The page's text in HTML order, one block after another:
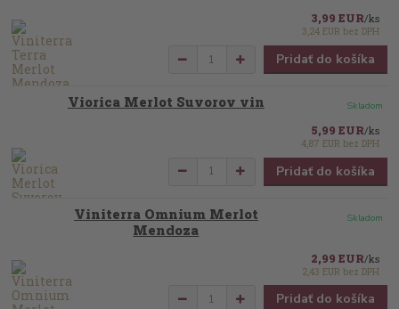
3,99 EUR/ks
3,24 EURbez DPH
Pridať do košíka
Viorica Merlot Suvorov vin
5,99 EUR/ks
4,87 EURbez DPH
Skladom
Pridať do košíka
Viniterra Omnium Merlot
Mendoza
2,99 EUR/ks
2,43 EURbez DPH
Skladom
Pridať do košíka